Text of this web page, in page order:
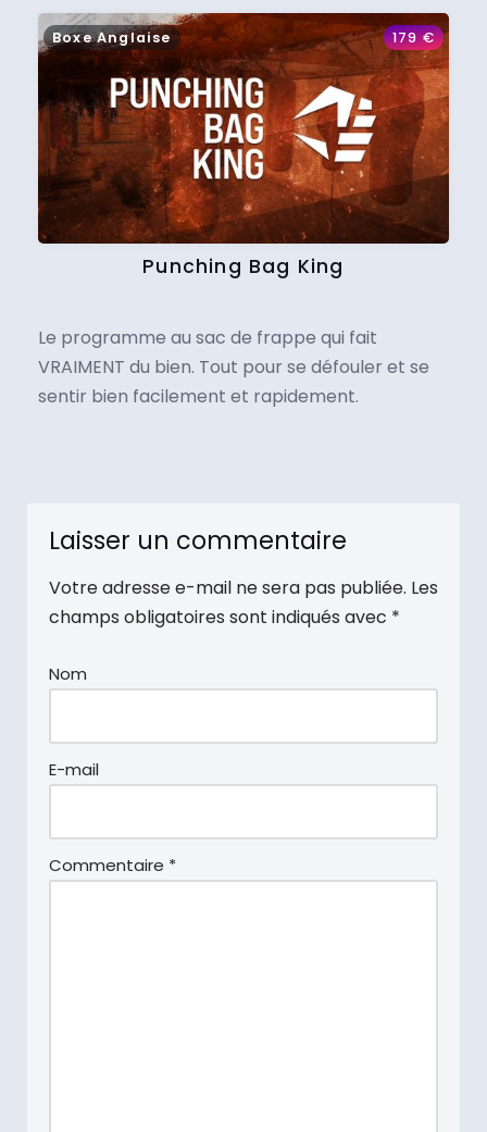
Boxe Anglaise 179€
Punching Bag King
Le programme au sac de frappe qui fait
VRAIMENT du bien. Tout pour se défouler et se
sentir bien facilement et rapidement.
Laisser un commentaire
Votre adresse e-mail ne sera pas publiée. Les
champs obligatoires sont indiqués avec *
Nom
E-mail
Commentaire *